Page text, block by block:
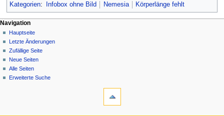
Kategorien: Infobox ohne Bild Nemesia Körperlänge fehlt
Navigation
Hauptseite
Letzte Änderungen
Zufällige Seite
Neue Seiten
Alle Seiten
Erweiterte Suche